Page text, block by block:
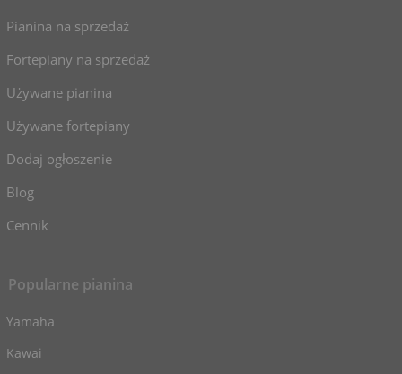
Pianina na sprzedaż
Fortepiany na sprzedaż
Używane pianina
Używane fortepiany
Dodaj ogłoszenie
Blog
Cennik
Popularne pianina
Yamaha
Kawai